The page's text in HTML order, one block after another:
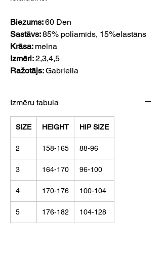
Biezums:60 Den
Sastāvs:85% poliamīds, 15%elastāns
Krāsa: melna
Izmēri:2,3,4,5
Ražotājs:Gabriella
Izmēru tabula
SIZE HEIGHT HIP SIZE
2 158-165 88-96
3 164-170 96-100
4 170-176 100-104
5 176-182 104-128